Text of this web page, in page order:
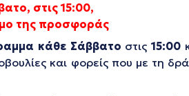
στις 15:00,
της προσφοράς
κάθε Σάββατο στις15:00
και φορείς που με τη